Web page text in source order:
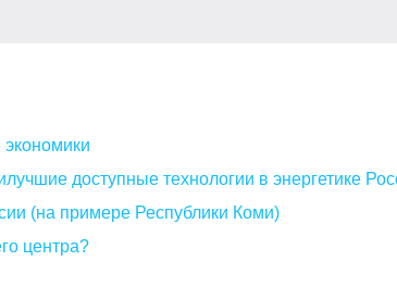
экономики
доступные технологии в энергетике
(на примере Республики Коми)
центра?